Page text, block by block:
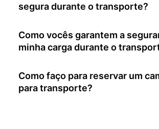
segura durante o transporte?
Como vocês garantem a
minha carga durante o
Como faço para reservar um
para transporte?